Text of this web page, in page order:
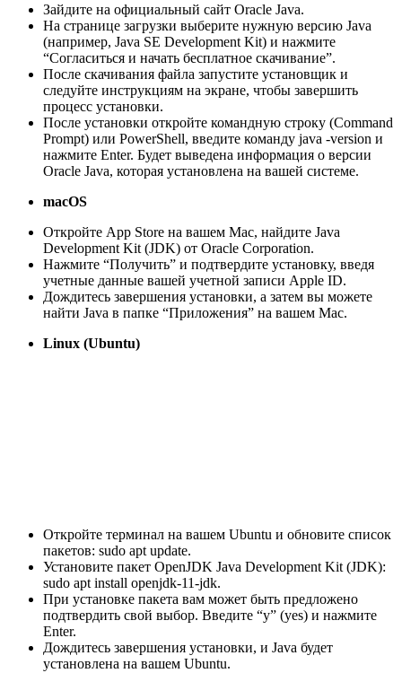
Зайдите на официальный сайт Oracle Java.
На странице загрузки выберите нужную версию Java
(например, Java SE Development Kit) и нажмите
“Согласиться и начать бесплатное скачивание”.
После скачивания файла запустите установщик и
следуйте инструкциям на экране, чтобы завершить
процесс установки.
После установки откройте командную строку (Command
Prompt) или PowerShell, введите команду java -version и
нажмите Enter. Будет выведена информация о версии
Oracle Java, которая установлена на вашей системе.
macOS
Откройте App Store на вашем Mac, найдите Java
Development Kit (JDK) от Oracle Corporation.
Нажмите “Получить” и подтвердите установку, введя
учетные данные вашей учетной записи Apple ID.
Дождитесь завершения установки, а затем вы можете
найти Java в папке “Приложения” на вашем Mac.
Linux (Ubuntu)
Откройте терминал на вашем Ubuntu и обновите список
пакетов: sudo apt update.
Установите пакет OpenJDK Java Development Kit (JDK):
sudo apt install openjdk-11-jdk.
При установке пакета вам может быть предложено
подтвердить свой выбор. Введите “y” (yes) и нажмите
Enter.
Дождитесь завершения установки, и Java будет
установлена на вашем Ubuntu.